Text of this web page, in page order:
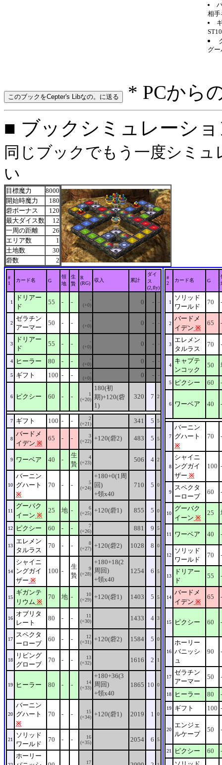
相手
グ
* PCから
■ ブックシミュレーシ
同じブックでもう一度シミ
い
目標魔力
8000
開始時魔力
180
砦ボーナス
120
最大ダイス数
12
一周の距離
26
エリア数
1
土地数
30
砦数
2
#
1
カード名 G
領
地
生
贄
R
(RG)
収入 累計
ダイ
ス
(2,fly)
1
ドリアー
ド
55 - -
-
(+0)
0 - -
2
ゼラチン
アーマー
50 - -
-
(+0)
0 - -
3
ドリアー
ド
55 - -
-
(+0)
0 - -
4 ヒーラー 80 - -
-
(+0)
0 - -
5 ギフト 100 - -
-
(+0)
0 - -
6 ピクシー 60 - -
1
(+20)
180(初
期)+120(砦
1)
320 7 2
7 ギフト 100 - -
2
(+21)
341 5 5
8
バードメ
イデン ※
65 - -
3
(+22) +120(砦2) 483 5 5
9 ワーベア 40 -
生
贄
4
(+23)
506 4 2
10
バーニン
グハート
※
70 - -
5
(+24)
+180+0(1周
回)
+領x40
710 5 0
11
グーバク
イーン ※
25 地 -
6
(+25) +120(砦1) 855 5 0
12 ピクシー 60 - -
7
(+26)
881 9 5
13
エレメン
タルラス
70 - -
8
(+27) +120(砦2) 1028 8 0
14
シャイニ
ングガイ
ザー ※
100 -
生
贄
9
(+28)
+180+18(2
周回)
+領x40
1254 6 5
15
ギガンテ
リウム ※
70 地 -
10
(+29) +120(砦1) 1403 5 5
16
オブリタ
レート
80 - -
11
(+30)
1433 4 3
17
スペクタ
ーローブ
60 - -
12
(+31) +120(砦2) 1584 5 0
18
リビング
グローブ
70 - -
13
(+32)
1616 2 1
19 ヒーラー 80 - -
14
(+33)
+180+36(3
周回)
+領x40
1865 10 0
20
バーニン
グハート
※
70 - -
15
(+34) +120(砦1) 2019 1 0
21
ソリッド
ワールド
70 - -
16
(+35)
2054 6 5
ホーリー
17
#
2
カード名 G
1
ソリッド
ワールド
70 -
2
バードメ
イデン ※
65 -
3
エレメン
タルラス
70 -
4
キャプテ
ンコック
50
5 ピクシー 60 -
6 ワーベア 40 -
7
バーニン
グハート
※
70 -
8
シャイニ
ングガイ
ザー ※
100 -
9
スペクタ
ーローブ
60 -
10
グーバク
イーン ※
25
11 ワーベア 40 -
12
ソリッド
ワールド
70 -
13
ドリアー
ド
55 -
14
バードメ
イデン ※
65 -
15 ピクシー 60 -
16
ホーリー
バニッシ
ュ
90 -
17
ゼラチン
アーマー
50 -
18 ヒーラー 80 -
19 ギフト 100 -
20
エンジェ
ルケープ
50 -
21 ピクシー 60
-